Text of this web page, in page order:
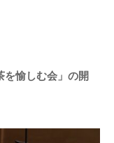
を愉しむ会」の開